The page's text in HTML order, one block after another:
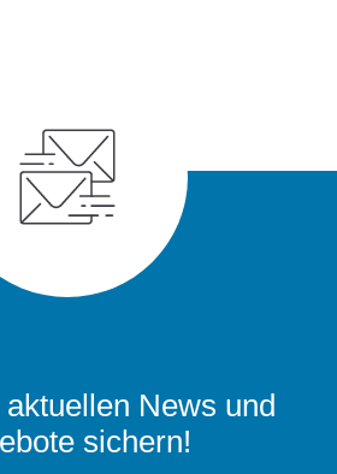
News und
sichern!